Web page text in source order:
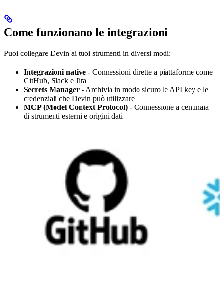
Come funzionano le integrazioni
Puoi collegare Devin ai tuoi strumenti in diversi modi:
Integrazioni native - Connessioni dirette a piattaforme come
GitHub, Slack e Jira
Secrets Manager - Archivia in modo sicuro le API key e le
credenziali che Devin può utilizzare
MCP (Model Context Protocol) - Connessione a centinaia
di strumenti esterni e origini dati